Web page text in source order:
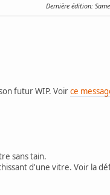
Dernière édition:
futur WIP. Voirce
sans tain.
d'une vitre. Voir la